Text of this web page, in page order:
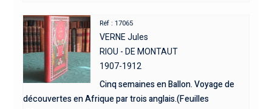
Réf : 17065
VERNE Jules
RIOU - DE MONTAUT
1907-1912
Cinq semaines en Ballon. Voyage de
découvertes en Afrique par trois anglais.(Feuilles